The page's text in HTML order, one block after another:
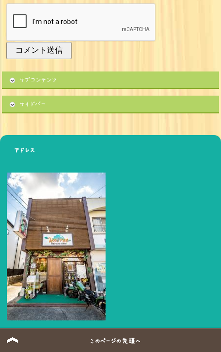
サブコンテンツ
サイドバー
アドレス
〒488-0011 愛知県尾張旭市東栄町1丁目12-16
このページの先頭へ